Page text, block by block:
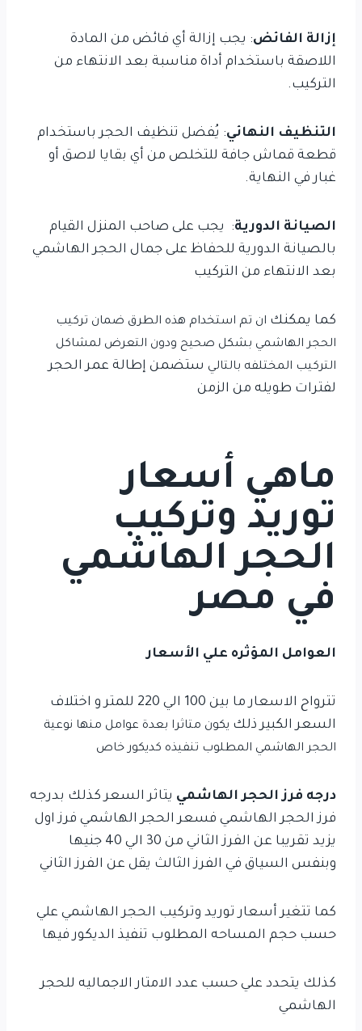
إزالة الفائض: يجب إزالة أي فائض من المادة
اللاصقة باستخدام أداة مناسبة بعد الانتهاء من
التركيب.
التنظيف النهائي: يُفضل تنظيف الحجر باستخدام
قطعة قماش جافة للتخلص من أي بقايا لاصق أو
غبار في النهاية.
الصيانة الدورية: يجب على صاحب المنزل القيام
بالصيانة الدورية للحفاظ على جمال الحجر الهاشمي
بعد الانتهاء من التركيب
كما يمكنك ان تم استخدام هذه الطرق ضمان تركيب
الحجر الهاشمي بشكل صحيح ودون التعرض لمشاكل
التركيب المختلفه بالتالي ستضمن إطالة عمر الحجر
لفترات طويله من الزمن
ماهي أسعار
توريد وتركيب
الحجر الهاشمي
في مصر
العوامل المؤثره علي الأسعار
تترواح الاسعار ما بين 100 الي 220 للمتر و اختلاف
السعر الكبير ذلك يكون متاثرا بعدة عوامل منها نوعية
الحجر الهاشمي المطلوب تنفيذه كديكور خاص
درجه فرز الحجر الهاشمي يتاثر السعر كذلك بدرجه
فرز الحجر الهاشمي فسعر الحجر الهاشمي فرز اول
يزيد تقريبا عن الفرز الثاني من 30 الي 40 جنيها
وبنفس السياق في الفرز الثالث يقل عن الفرز الثاني
كما تتغير أسعار توريد وتركيب الحجر الهاشمي علي
حسب حجم المساحه المطلوب تنفيذ الديكور فيها
كذلك يتحدد علي حسب عدد الامتار الاجماليه للحجر
الهاشمي